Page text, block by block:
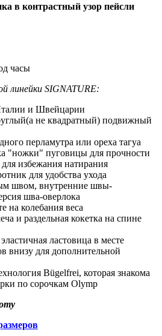
в контрастный узор пейсли
часы
линейки SIGNATURE:
и Швейцарии
не квадратный) подвижный
перламутра или ореха тагуа
"ножки" пуговицы для прочности
избежания натирания
для удобства ухода
швом, внутренние швы-
шва-оверлока
на колебания веса
и раздельная кокетка на спине
ластовица в месте
внизу для дополнительной
Bügelfrei, которая знакома
по сорочкам Olymp